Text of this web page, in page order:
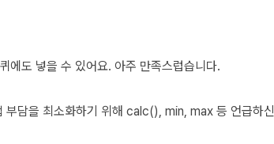
에도 넣을 수 있어요. 아주 만족스럽습니다.